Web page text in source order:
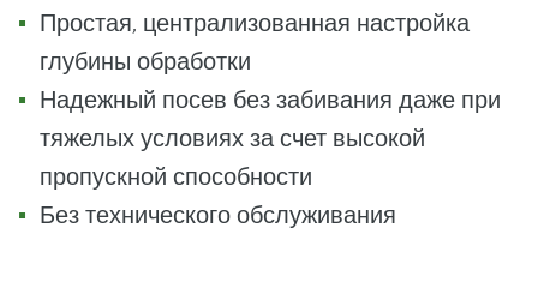
Простая, централизованная настройка
глубины обработки
Надежный посев без забивания даже при
тяжелых условиях за счет высокой
пропускной способности
Без технического обслуживания